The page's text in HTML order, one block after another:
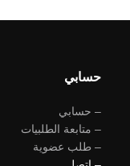
حسابي
– حسابي
– متابعة الطلبيات
– طلب عضوية